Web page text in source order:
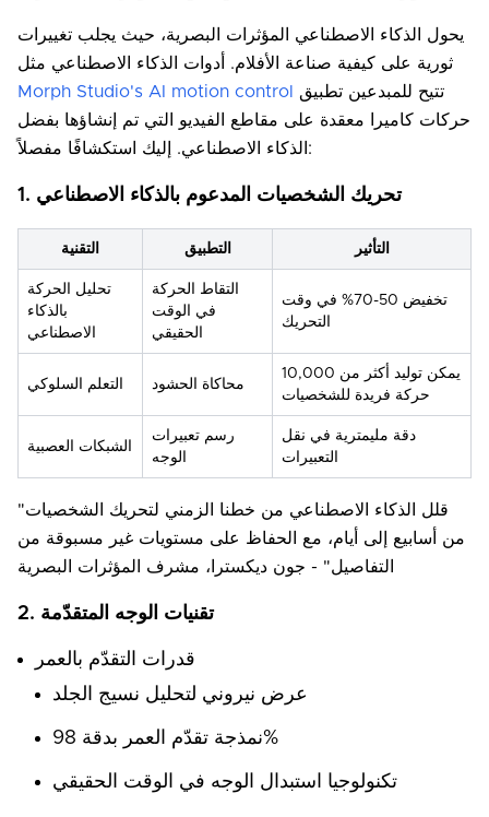
يحول الذكاء الاصطناعي المؤثرات البصرية، حيث يجلب تغييرات
ثورية على كيفية صناعة الأفلام. أدوات الذكاء الاصطناعي مثل
Morph Studio's AI motion control
حركات كاميرا معقدة على مقاطع الفيديو التي تم إنشاؤها بفضل
الذكاء الاصطناعي. إليك استكشافًا مفصلاً:
1. تحريك الشخصيات المدعوم بالذكاء الاصطناعي
التقنية التطبيق التأثير
تحليل الحركة
بالذكاء
الاصطناعي
التقاط الحركة
في الوقت
الحقيقي
تخفيض 50-70% في وقت
التحريك
التعلم السلوكي محاكاة الحشود
يمكن توليد أكثر من 10,000
حركة فريدة للشخصيات
الشبكات العصبية
رسم تعبيرات
الوجه
دقة مليمترية في نقل
التعبيرات
"قلل الذكاء الاصطناعي من خطنا الزمني لتحريك الشخصيات
من أسابيع إلى أيام، مع الحفاظ على مستويات غير مسبوقة من
التفاصيل" - جون ديكسترا، مشرف المؤثرات البصرية
2. تقنيات الوجه المتقدّمة
قدرات التقدّم بالعمر
عرض نيروني لتحليل نسيج الجلد
نمذجة تقدّم العمر بدقة 98%
تكنولوجيا استبدال الوجه في الوقت الحقيقي